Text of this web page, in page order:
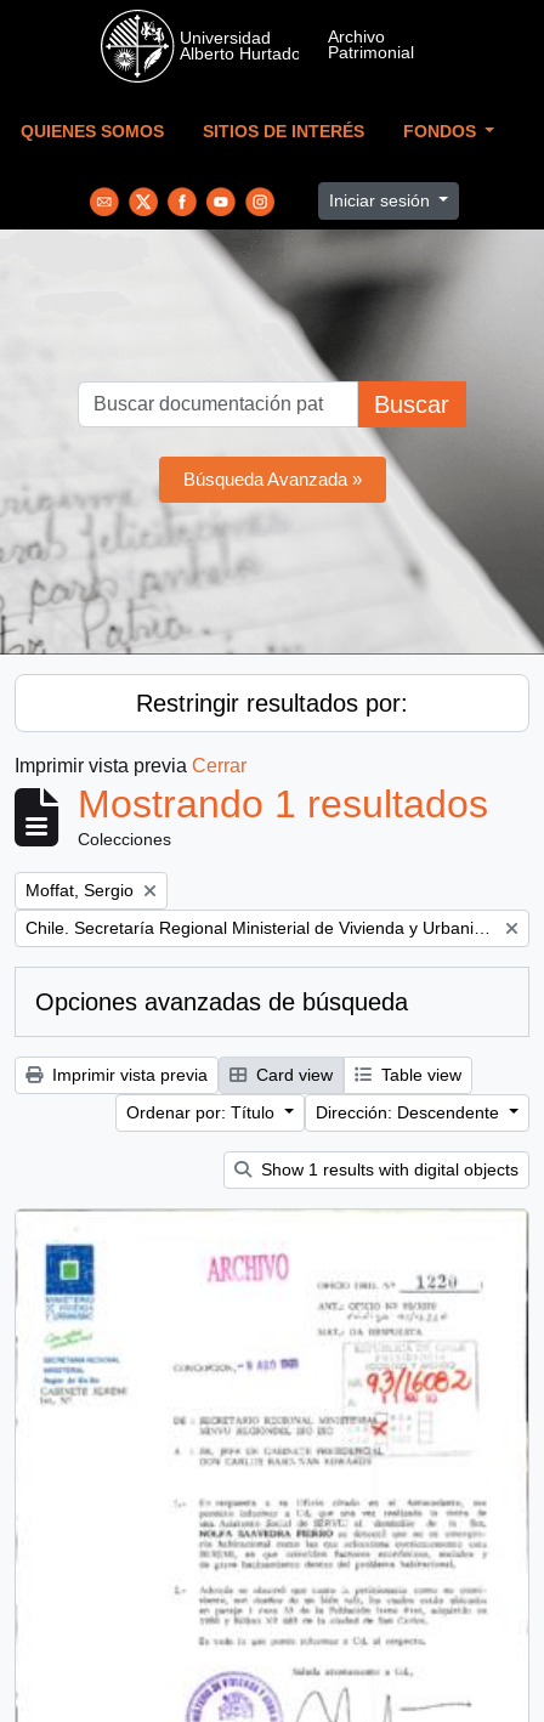
Skip to main content
QUIENES SOMOS SITIOS DE INTERÉS FONDOS
Iniciar sesión
Buscar
Búsqueda Avanzada »
Restringir resultados por:
Imprimir vista previa Cerrar
Mostrando 1 resultados
Colecciones
Remove filter:
Moffat, Sergio
Remove filter:
Opciones avanzadas de búsqueda
Imprimir vista previa Card view
Table view
Ordenar por: Título
Dirección: Descendente
Show 1 results with digital objects